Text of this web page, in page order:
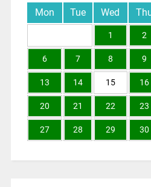
Mon Tue Wed
1 2
6 7 8 9
13 14 15 16
20 21 22 23
27 28 29 30